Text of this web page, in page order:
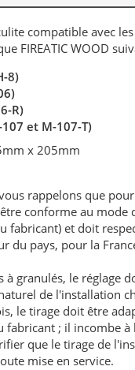
compatible avec
FIREATIC WOOD
8)
R)
107 et M-107-T)
x 205mm
rappelons que
conforme au mode
fabricant) et doit
du pays, pour la
à granulés, le réglage
de l'installation
le tirage doit être
fabricant ; il incombe
que le tirage de
mise en service.